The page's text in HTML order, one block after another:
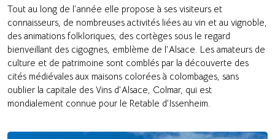
Tout au long de l’année elle propose à ses visiteurs et
connaisseurs, de nombreuses activités liées au vin et au vignoble,
des animations folkloriques, des cortèges sous le regard
bienveillant des cigognes, emblème de l’Alsace. Les amateurs de
culture et de patrimoine sont comblés par la découverte des
cités médiévales aux maisons colorées à colombages, sans
oublier la capitale des Vins d’Alsace, Colmar, qui est
mondialement connue pour le Retable d’Issenheim.